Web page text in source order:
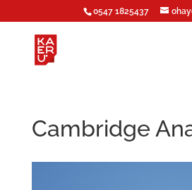
0547 1825437
Cambridge